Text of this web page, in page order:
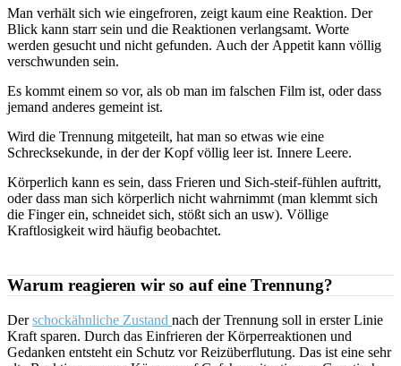
Man verhält sich wie eingefroren, zeigt kaum eine Reaktion. Der
Blick kann starr sein und die Reaktionen verlangsamt. Worte
werden gesucht und nicht gefunden. Auch der Appetit kann völlig
verschwunden sein.
Es kommt einem so vor, als ob man im falschen Film ist, oder dass
jemand anderes gemeint ist.
Wird die Trennung mitgeteilt, hat man so etwas wie eine
Schrecksekunde, in der der Kopf völlig leer ist. Innere Leere.
Körperlich kann es sein, dass Frieren und Sich-steif-fühlen auftritt,
oder dass man sich körperlich nicht wahrnimmt (man klemmt sich
die Finger ein, schneidet sich, stößt sich an usw). Völlige
Kraftlosigkeit wird häufig beobachtet.
Warum reagieren wir so auf eine Trennung?
Derschockähnliche Zustand nach der Trennung soll in erster Linie
Kraft sparen. Durch das Einfrieren der Körperreaktionen und
Gedanken entsteht ein Schutz vor Reizüberflutung. Das ist eine sehr